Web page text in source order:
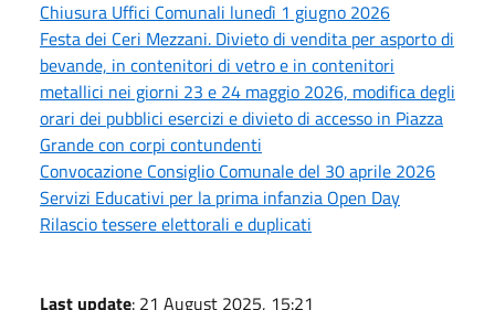
Chiusura Uffici Comunali lunedì 1 giugno 2026
Festa dei Ceri Mezzani. Divieto di vendita per asporto di
bevande, in contenitori di vetro e in contenitori
metallici nei giorni 23 e 24 maggio 2026, modifica degli
orari dei pubblici esercizi e divieto di accesso in Piazza
Grande con corpi contundenti
Convocazione Consiglio Comunale del 30 aprile 2026
Servizi Educativi per la prima infanzia Open Day
Rilascio tessere elettorali e duplicati
Last update: 21 August 2025, 15:21